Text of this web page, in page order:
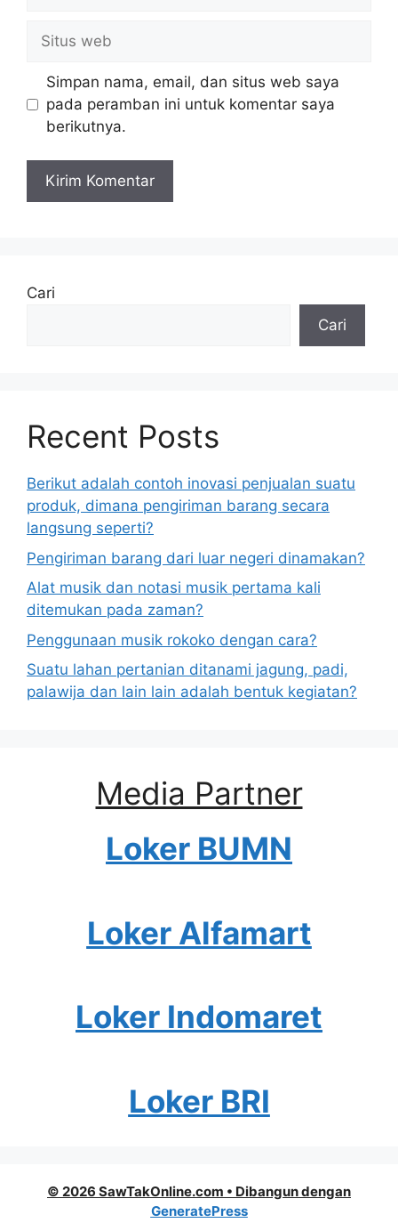
web
Simpan nama, email, dan situs web saya
pada peramban ini untuk komentar saya
berikutnya.
Cari
Cari
Recent Posts
Berikut adalah contoh inovasi penjualan suatu
produk, dimana pengiriman barang secara
langsung seperti?
Pengiriman barang dari luar negeri dinamakan?
Alat musik dan notasi musik pertama kali
ditemukan pada zaman?
Penggunaan musik rokoko dengan cara?
Suatu lahan pertanian ditanami jagung, padi,
palawija dan lain lain adalah bentuk kegiatan?
Media Partner
Loker BUMN
Loker Alfamart
Loker Indomaret
Loker BRI
© 2026 SawTakOnline.com • Dibangun dengan
GeneratePress